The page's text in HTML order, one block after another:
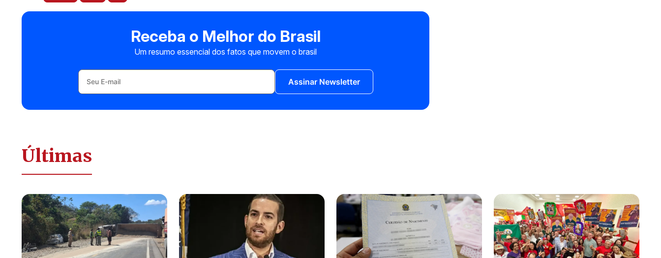
Receba o Melhor do Brasil
Um resumo essencial dos fatos que movem o brasil
Assinar Newsletter
Últimas